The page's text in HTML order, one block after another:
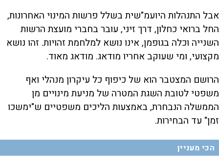
אבל התנהלות היועמ"שית בשלל פרשות המינוי האחרונות,
החל ברואי כחלון, דרך זיני, עובר בחברי מועצת הרשות
השנייה וכלה בגופמן, אינו נושא למלחמת זהויות. זהו נושא
מקצועי, ומי שעוקב אחריו מודאג. מודאג מאוד.
הרושם המצטבר הוא של כיפוף כל עיקרון מנהלי ואף
משפטי לטובת השגת המטרה של מניעת מינויים מן
הממשלה הנבחרת, באמצעות הליכים משפטיים ש"ימשכו
זמן" עד הבחירות.
הכי מעניין